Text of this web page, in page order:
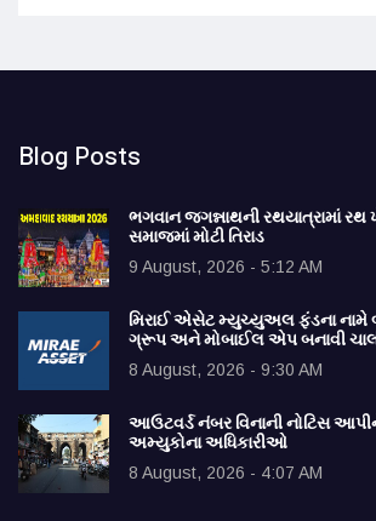
Blog Posts
ભગવાન જગન્નાથની રથયાત્રામાં
સમાજમાં મોટી તિરાડ
9 August, 2026 - 5:12 AM
મિરાઈ એસેટ મ્યુચ્યુઅલ ફંડના
ગ્રૂપ અને મોબાઈલ એપ બનાવી
8 August, 2026 - 9:30 AM
આઉટવર્ડ નંબર વિનાની નોટિસ
અમ્યુકોના અધિકારીઓ
8 August, 2026 - 4:07 AM